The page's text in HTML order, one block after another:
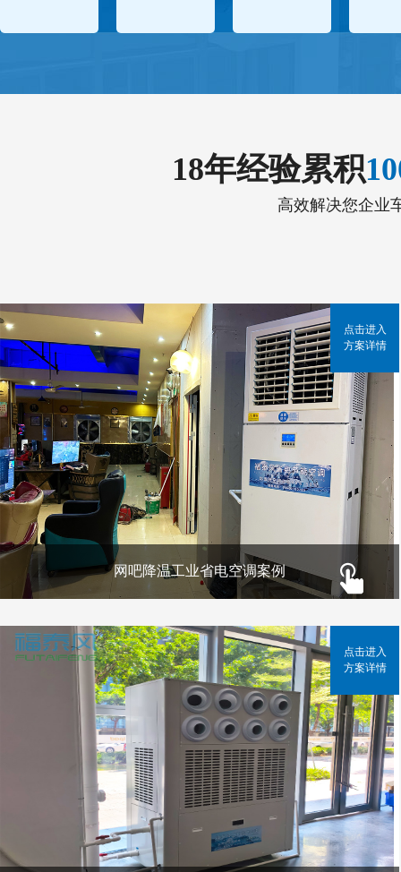
18年经验累积
高效解决您企业
网吧降温工业省电空调案例
点击进入
方案详情
点击进入
方案详情